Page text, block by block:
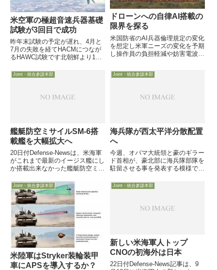
米空軍の極超音速兵器基礎
試験が3回目で成功
昨年末試験の予定が遅れ、4月と
7月の失敗を経てHACMにつなが
るHAWC試験です北朝鮮より1週
米空軍協会web記事は、米空軍と
（HAWC：Hypers...
ドローンへの自律AI搭載の
限界を探る
米国防省のAI兵器倫理規定の変化
を想定し米軍ニーズの変化を予期
し操作員の負担軽減や妨害電波下
発表した高い自律性を追求した人
Joint・統合参謀本部
艦艇防空ミサイルSM-6搭
載艦を大幅拡大へ
20日付Defense-Newsは、米海軍
がこれまで最新のイージス艦にし
か搭載出来なかった艦艇防空ミサ
にも搭載可能にしたと報じていま
す
Joint・統合参謀本部
海兵隊が西太平洋分散配置
へ
今週、オバマ大統領と豪のギラー
ド首相が、豪北部に海兵隊部隊を
駐留させる事を発表する模様で
で、グアムに移転するのは「司令
Joint・統合参謀本部
米陸軍はStryker装輪装甲
車にAPSを導入するか？
Joint・統合参謀本部
新しい米海軍人トップ
CNOの初海外は日本
22日付Defense-News記事は、9